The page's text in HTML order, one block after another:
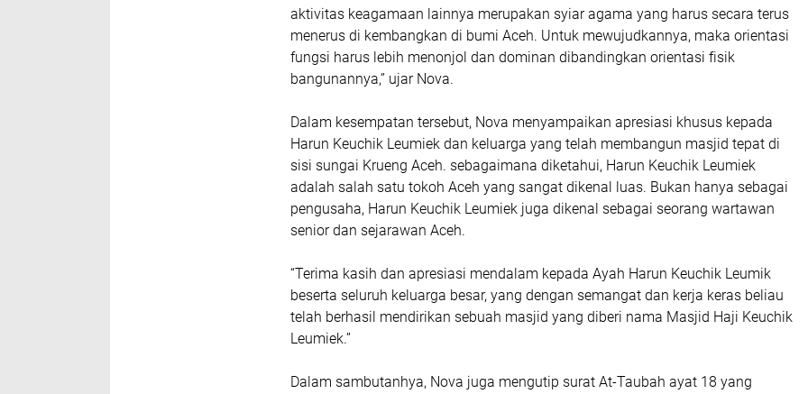
aktivitas keagamaan lainnya merupakan syiar agama yang harus secara terus
menerus di kembangkan di bumi Aceh. Untuk mewujudkannya, maka orientasi
fungsi harus lebih menonjol dan dominan dibandingkan orientasi fisik
bangunannya,” ujar Nova.
Dalam kesempatan tersebut, Nova menyampaikan apresiasi khusus kepada
Harun Keuchik Leumiek dan keluarga yang telah membangun masjid tepat di
sisi sungai Krueng Aceh. sebagaimana diketahui, Harun Keuchik Leumiek
adalah salah satu tokoh Aceh yang sangat dikenal luas. Bukan hanya sebagai
pengusaha, Harun Keuchik Leumiek juga dikenal sebagai seorang wartawan
senior dan sejarawan Aceh.
“Terima kasih dan apresiasi mendalam kepada Ayah Harun Keuchik Leumik
beserta seluruh keluarga besar, yang dengan semangat dan kerja keras beliau
telah berhasil mendirikan sebuah masjid yang diberi nama Masjid Haji Keuchik
Leumiek.”
Dalam sambutanhya, Nova juga mengutip surat At-Taubah ayat 18 yang